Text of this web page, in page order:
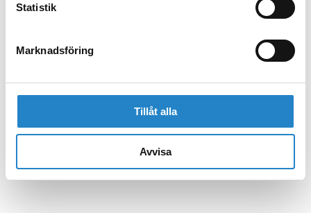
Statistik
Marknadsföring
Tillåt alla
Avvisa